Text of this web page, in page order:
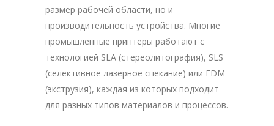
размер рабочей области, но и
производительность устройства. Многие
промышленные принтеры работают с
технологией SLA (стереолитография), SLS
(селективное лазерное спекание) или FDM
(экструзия), каждая из которых подходит
для разных типов материалов и процессов.